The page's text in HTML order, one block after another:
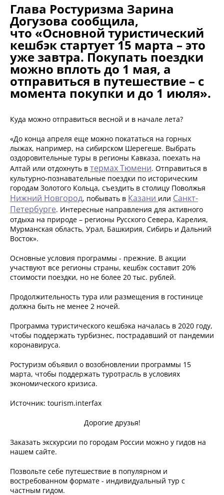
Глава Ростуризма Зарина
Догузова сообщила,
что «Основной туристический
кешбэк стартует 15 марта – это
уже завтра. Покупать поездки
можно вплоть до 1 мая, а
отправиться в путешествие – с
момента покупки и до 1 июля».
Куда можно отправиться весной и в начале лета?
«До конца апреля еще можно покататься на горных
лыжах, например, на сибирском Шерегеше. Выбрать
оздоровительные туры в регионы Кавказа, поехать на
Алтай или отдохнуть в термах Тюмени. Отправиться в
культурно-познавательные поездки по историческим
городам Золотого Кольца, съездить в столицу Поволжья
Нижний Новгород, побывать в Казани или Санкт-
Петербурге. Интересные направления для активного
отдыха на природе – регионы Русского Севера, Карелия,
Мурманская область, Урал, Башкирия, Сибирь и Дальний
Восток».
Основные условия программы - прежние. В акции
участвуют все регионы страны, кешбэк составит 20%
стоимости поездки, но не более 20 тыс. рублей.
Продолжительность тура или размещения в гостинице
должна быть не менее 2 ночей.
Программа туристического кешбэка началась в 2020 году,
чтобы поддержать турбизнес, пострадавший от пандемии
коронавируса.
Ростуризм объявил о возобновлении программы 15
марта, чтобы поддержать туротрасль в условиях
экономического кризиса.
Источник: tourism.interfax
Дорогие друзья!
Заказать экскурсии по городам России можно у гидов на
нашем сайте.
Позвольте себе путешествие в популярном и
востребованном формате - индивидуальный тур с
частным гидом.